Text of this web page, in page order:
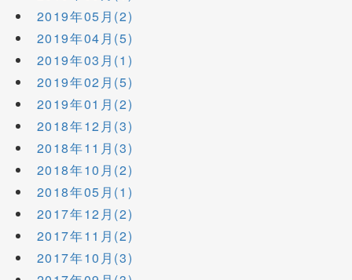
2019年05月(2)
2019年04月(5)
2019年03月(1)
2019年02月(5)
2019年01月(2)
2018年12月(3)
2018年11月(3)
2018年10月(2)
2018年05月(1)
2017年12月(2)
2017年11月(2)
2017年10月(3)